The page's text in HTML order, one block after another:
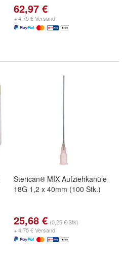
62,97 €
+ 4,75 € Versand
Sterican® MIX Aufziehkanüle
18G 1,2 x 40mm (100 Stk.)
25,68 € (0,26 €/Stk)
+ 4,75 € Versand